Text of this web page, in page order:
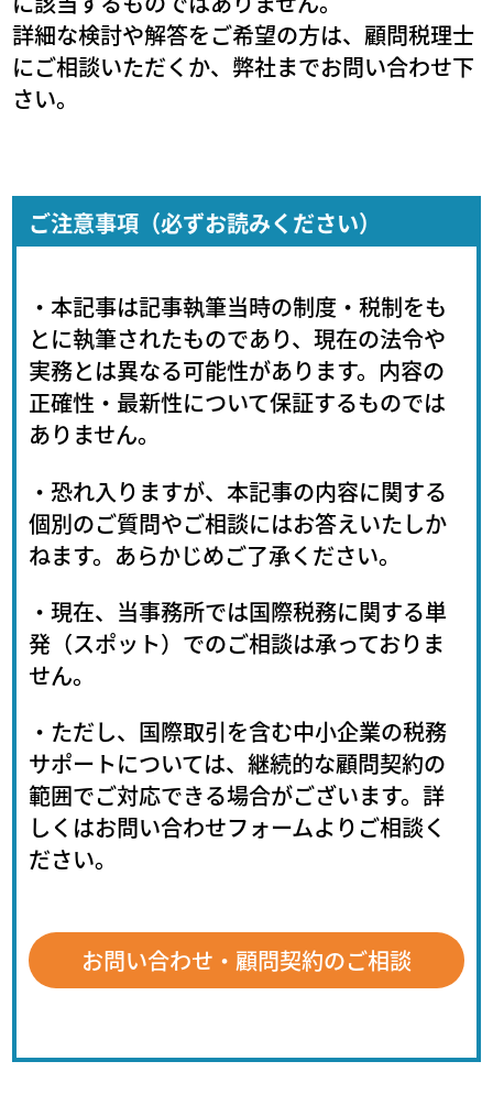
詳細な検討や解答をご希望の方は、顧問税理士
にご相談いただくか、弊社までお問い合わせ下
さい。
ご注意事項（必ずお読みください）
・本記事は記事執筆当時の制度・税制をも
とに執筆されたものであり、現在の法令や
実務とは異なる可能性があります。内容の
正確性・最新性について保証するものでは
ありません。
・恐れ入りますが、本記事の内容に関する
個別のご質問やご相談にはお答えいたしか
ねます。あらかじめご了承ください。
・現在、当事務所では国際税務に関する単
発（スポット）でのご相談は承っておりま
せん。
・ただし、国際取引を含む中小企業の税務
サポートについては、継続的な顧問契約の
範囲でご対応できる場合がございます。詳
しくはお問い合わせフォームよりご相談く
ださい。
お問い合わせ・顧問契約のご相談